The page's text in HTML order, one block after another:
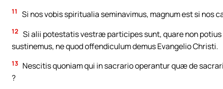
11 Si nos vobis spiritualia seminavimus, magnum est si nos
12 Si alii potestatis vestræ participes sunt, quare non potius
sustinemus, ne quod offendiculum demus Evangelio Christi.
13 Nescitis quoniam qui in sacrario operantur quæ de
?